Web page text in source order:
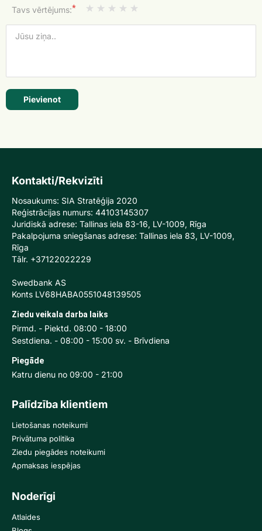
Tavs vērtējums:*
Pievienot
Kontakti/Rekvizīti
Nosaukums: SIA Stratēģija 2020
Reģistrācijas numurs: 44103145307
Juridiskā adrese: Tallinas iela 83-16, LV-1009, Rīga
Pakalpojuma sniegšanas adrese: Tallinas iela 83, LV-1009,
Rīga
Tālr. +37122022229
Swedbank AS
Konts LV68HABA0551048139505
Ziedu veikala darba laiks
Pirmd. - Piektd. 08:00 - 18:00
Sestdiena. - 08:00 - 15:00 sv. - Brīvdiena
Piegāde
Katru dienu no 09:00 - 21:00
Palīdzība klientiem
Lietošanas noteikumi
Privātuma politika
Ziedu piegādes noteikumi
Apmaksas iespējas
Noderīgi
Atlaides